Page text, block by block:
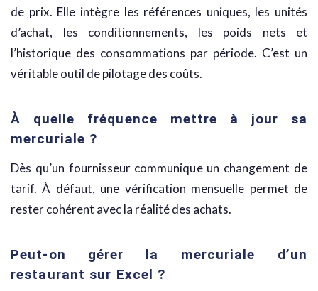
de prix. Elle intègre les références uniques, les unités
d’achat, les conditionnements, les poids nets et
l’historique des consommations par période. C’est un
véritable outil de pilotage des coûts.
À quelle fréquence mettre à jour sa
mercuriale ?
Dès qu’un fournisseur communique un changement de
tarif. À défaut, une vérification mensuelle permet de
rester cohérent avec la réalité des achats.
Peut-on gérer la mercuriale d’un
restaurant sur Excel ?